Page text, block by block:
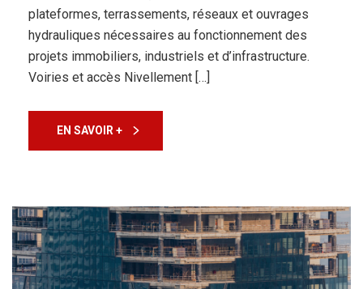
plateformes, terrassements, réseaux et ouvrages
hydrauliques nécessaires au fonctionnement des
projets immobiliers, industriels et d’infrastructure.
Voiries et accès Nivellement […]
EN SAVOIR +